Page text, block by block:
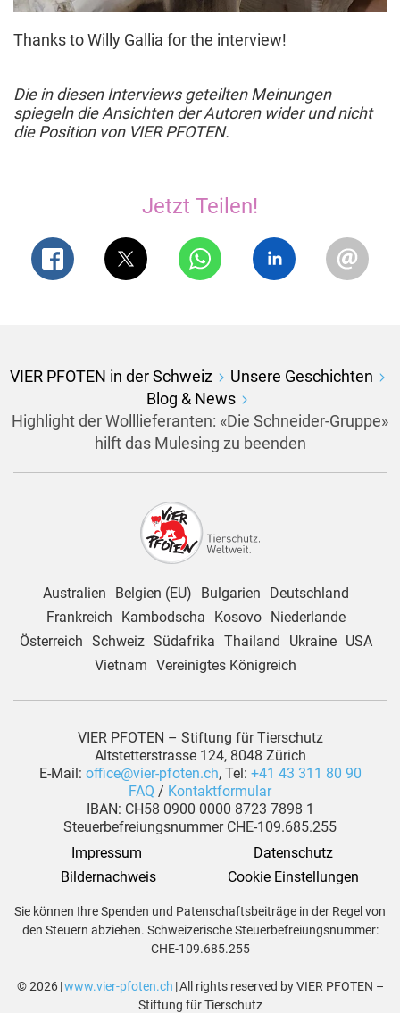
Thanks to Willy Gallia for the interview!
Die in diesen Interviews geteilten Meinungen
spiegeln die Ansichten der Autoren wider und nicht
die Position von VIER PFOTEN.
Jetzt Teilen!
VIER PFOTEN in der Schweiz
Unsere Geschichten
Blog & News
Highlight der Wolllieferanten: «Die Schneider-Gruppe»
hilft das Mulesing zu beenden
Australien Belgien (EU) Bulgarien
Deutschland
Frankreich
Kambodscha Kosovo
Niederlande
Österreich Schweiz Südafrika Thailand Ukraine
USA
Vietnam Vereinigtes Königreich
VIER PFOTEN – Stiftung für Tierschutz
Altstetterstrasse 124, 8048 Zürich
E-Mail: office@vier-pfoten.ch, Tel: +41 43 311 80 90
FAQ / Kontaktformular
IBAN: CH58 0900 0000 8723 7898 1
Steuerbefreiungsnummer CHE-109.685.255
Impressum
Datenschutz
Bildernachweis
Cookie Einstellungen
Sie können Ihre Spenden und Patenschaftsbeiträge in der Regel von
den Steuern abziehen. Schweizerische Steuerbefreiungsnummer:
CHE-109.685.255
© 2026 |www.vier-pfoten.ch | All rights reserved by VIER PFOTEN –
Stiftung für Tierschutz